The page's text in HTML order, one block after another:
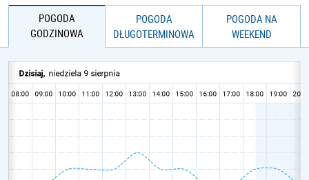
POGODA
GODZINOWA
POGODA
DŁUGOTERMINOWA
POGODA NA
WEEKEND